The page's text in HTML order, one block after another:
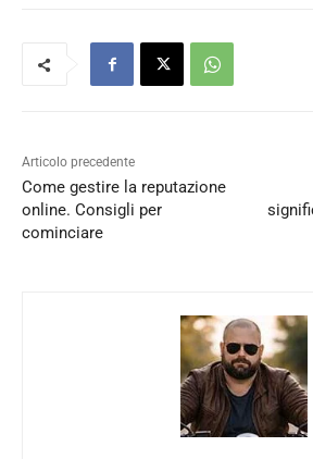
Articolo precedente
Come gestire la reputazione
online. Consigli per
cominciare